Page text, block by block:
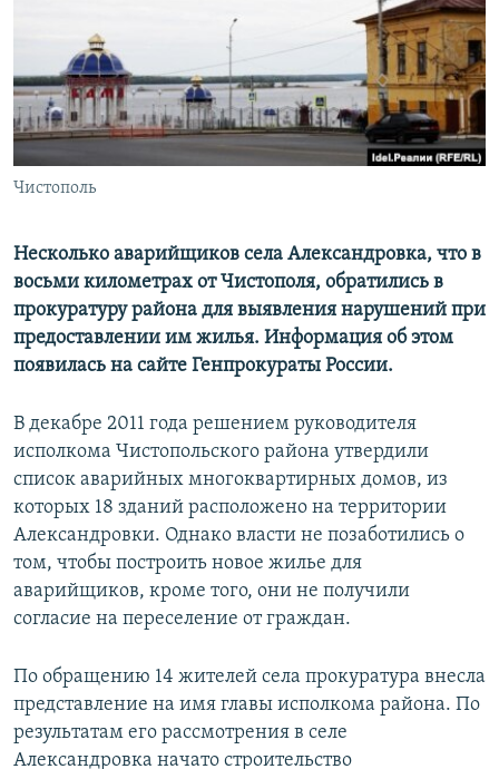
СОЦИАЛЬНЫЕ СЕТИ
Чистополь
Несколько аварийщиков села Александровка, что в
восьми километрах от Чистополя, обратились в
прокуратуру района для выявления нарушений при
предоставлении им жилья. Информация об этом
появилась на сайте Генпрокураты России.
В декабре 2011 года решением руководителя
исполкома Чистопольского района утвердили
список аварийных многоквартирных домов, из
которых 18 зданий расположено на территории
Александровки. Однако власти не позаботились о
том, чтобы построить новое жилье для
аварийщиков, кроме того, они не получили
согласие на переселение от граждан.
По обращению 14 жителей села прокуратура внесла
представление на имя главы исполкома района. По
результатам его рассмотрения в селе
Александровка начато строительство